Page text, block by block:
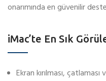
onarımında en güvenilir
iMac’te En Sık
Ekran kırılması,